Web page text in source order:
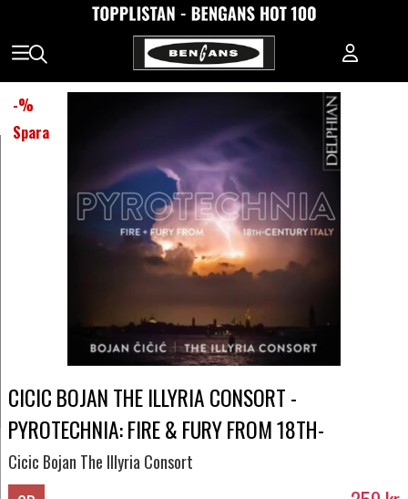
-%
Spara
CICIC BOJAN THE ILLYRIA CONSORT -
PYROTECHNIA: FIRE & FURY FROM 18TH-
Cicic Bojan The Illyria Consort